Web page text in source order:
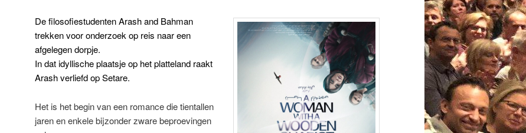
De filosofiestudenten Arash and Bahman
trekken voor onderzoek op reis naar een
afgelegen dorpje.
In dat idyllische plaatsje op het platteland raakt
Arash verliefd op Setare.
Het is het begin van een romance die tientallen
jaren en enkele bijzonder zware beproevingen